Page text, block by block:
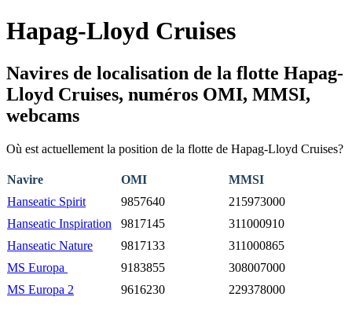
Hapag-Lloyd Cruises
Navires de localisation de la flotte Hapag-
Lloyd Cruises, numéros OMI, MMSI,
webcams
Où est actuellement la position de la flotte de Hapag-Lloyd Cruises?
Navire OMI
MMSI
Hanseatic Spirit
9857640
215973000
Hanseatic Inspiration
9817145
311000910
Hanseatic Nature
9817133
311000865
MS Europa
9183855
308007000
MS Europa 2
9616230 229378000